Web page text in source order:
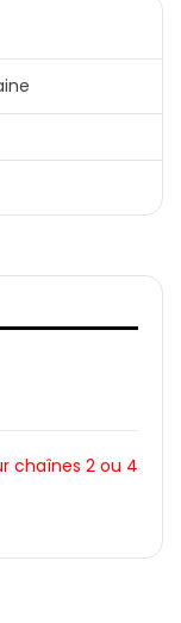
chaînes 2 ou 4